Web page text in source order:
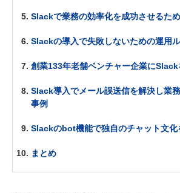
Slackで業務の効率化を成功させるた
Slackの導入で失敗しないための運用
創業133年老舗ベンチャー企業にSlack
Slack導入でメール誤送信を解決し業
事例
Slackのbot機能で独自のチャット文化
まとめ